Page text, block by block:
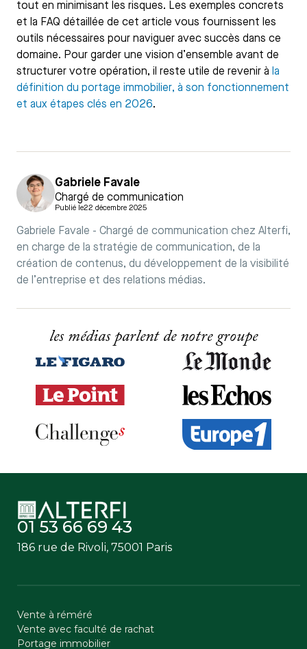
tout en minimisant les risques. Les exemples concrets
et la FAQ détaillée de cet article vous fournissent les
outils nécessaires pour naviguer avec succès dans ce
domaine. Pour garder une vision d’ensemble avant de
structurer votre opération, il reste utile de revenir à la
définition du portage immobilier, à son fonctionnement
et aux étapes clés en 2026.
Gabriele Favale
Chargé de communication
Publié le22 décembre 2025
Gabriele Favale - Chargé de communication chez Alterfi,
en charge de la stratégie de communication, de la
création de contenus, du développement de la visibilité
de l’entreprise et des relations médias.
les médias parlent de notre groupe
01 53 66 69 43
186 rue de Rivoli, 75001 Paris
Vente à réméré
Vente avec faculté de rachat
Portage immobilier